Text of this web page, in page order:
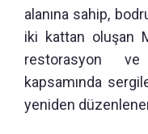
alanına sahip,
iki kattan oluşan
restorasyon ve
kapsamında
yeniden